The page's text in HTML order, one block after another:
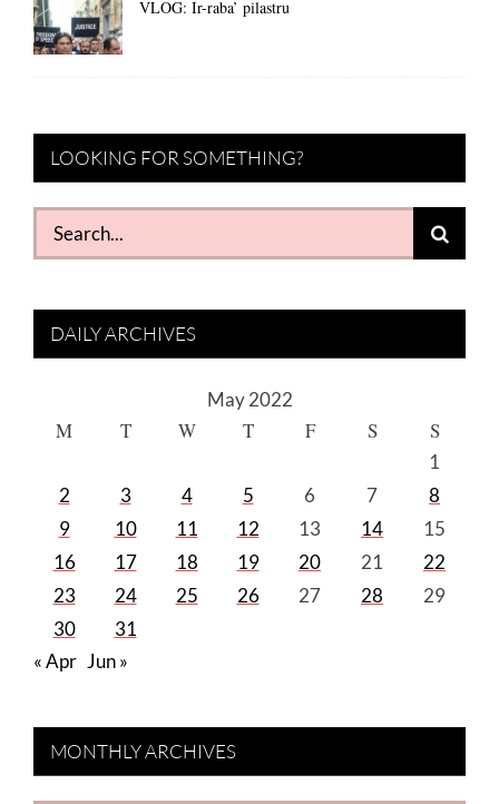
VLOG: Ir-raba’ pilastru
LOOKING FOR SOMETHING?
Search
for:
DAILY ARCHIVES
May 2022
M T W T F S S
1
2
3 4 5 6 7
8
9
10 11 12 13 14
15
16
17 18 19 20 21
22
23
24 25 26 27 28
29
30
31
« Apr Jun »
MONTHLY ARCHIVES